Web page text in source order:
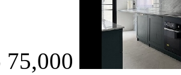
75,000